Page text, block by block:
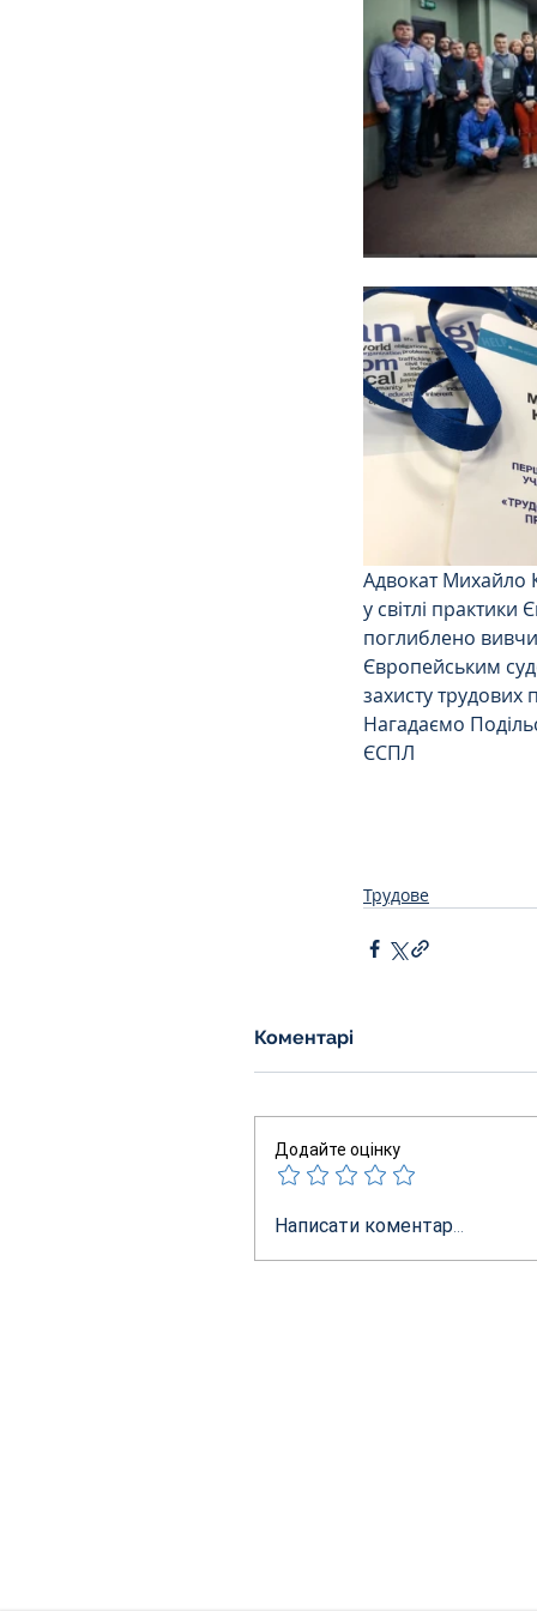
Сімейне ЄСПЛ
Адвокат Михайло
у світлі
поглиблено
Європейським
захисту трудових
Нагадаємо
ЄСПЛ
Трудове
Коментарі
Додайте оцінку
Написати коментар...